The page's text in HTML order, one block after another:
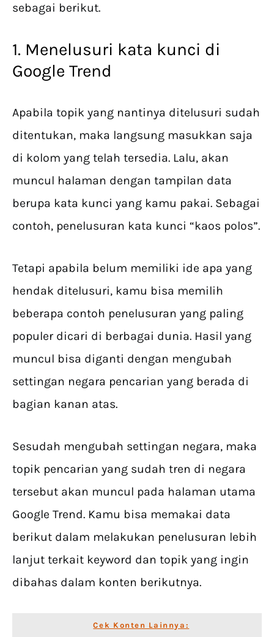
sebagai berikut.
1. Menelusuri kata kunci di
Google Trend
Apabila topik yang nantinya ditelusuri sudah
ditentukan, maka langsung masukkan saja
di kolom yang telah tersedia. Lalu, akan
muncul halaman dengan tampilan data
berupa kata kunci yang kamu pakai. Sebagai
contoh, penelusuran kata kunci “kaos polos”.
Tetapi apabila belum memiliki ide apa yang
hendak ditelusuri, kamu bisa memilih
beberapa contoh penelusuran yang paling
populer dicari di berbagai dunia. Hasil yang
muncul bisa diganti dengan mengubah
settingan negara pencarian yang berada di
bagian kanan atas.
Sesudah mengubah settingan negara, maka
topik pencarian yang sudah tren di negara
tersebut akan muncul pada halaman utama
Google Trend. Kamu bisa memakai data
berikut dalam melakukan penelusuran lebih
lanjut terkait keyword dan topik yang ingin
dibahas dalam konten berikutnya.
Cek Konten Lainnya: